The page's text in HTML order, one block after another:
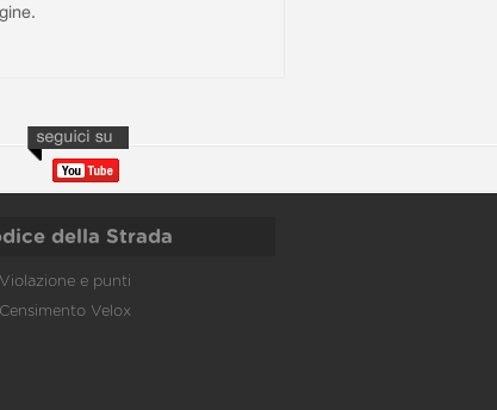
della Strada
Violazione e punti
Censimento Velox